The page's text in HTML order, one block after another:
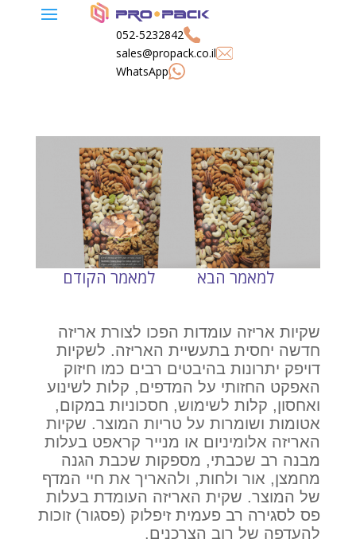
052-5232842
sales@propack.co.il
WhatsApp
כיצד להשתמש באריזה כדי
היתרונות לשימוש בשקיות
שקיות אריזה עומדות הפכו לצורת אריזה
חדשה יחסית בתעשיית האריזה. לשקיות
דויפק יתרונות בהיבטים רבים כמו חיזוק
האפקט החזותי על המדפים, קלות לשינוע
ואחסון, קלות לשימוש, חסכוניות במקום,
אטומות ושומרות על טריות המוצר. שקיות
האריזה אלומיניום או מנייר קראפט בעלות
מבנה רב שכבתי, מספקות שכבת הגנה
מחמצן, אור ולחות, ולהאריך את חיי המדף
של המוצר. שקית האריזה העומדת בעלות
פס לסגירה רב פעמית זיפלוק (פסגור) זוכות
להעדפה של רוב הצרכנים.